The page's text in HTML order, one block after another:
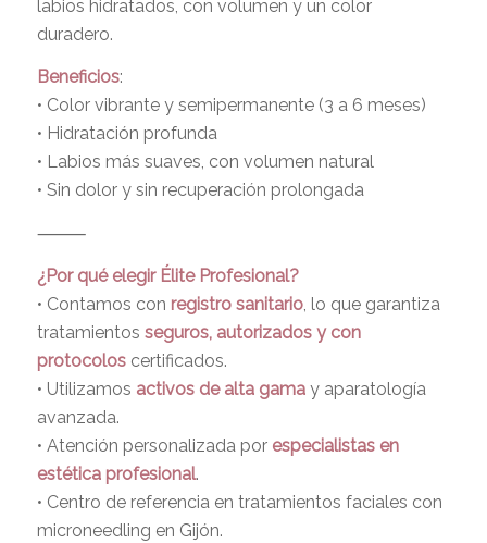
labios hidratados, con volumen y un color
duradero.
Beneficios:
• Color vibrante y semipermanente (3 a 6 meses)
• Hidratación profunda
• Labios más suaves, con volumen natural
• Sin dolor y sin recuperación prolongada
⸻
¿Por qué elegir Élite Profesional?
• Contamos con registro sanitario, lo que garantiza
tratamientos seguros, autorizados y con
protocoloscertificados.
• Utilizamos activos de alta gamay aparatología
avanzada.
• Atención personalizada por especialistas en
estética profesional.
• Centro de referencia en tratamientos faciales con
microneedling en Gijón.